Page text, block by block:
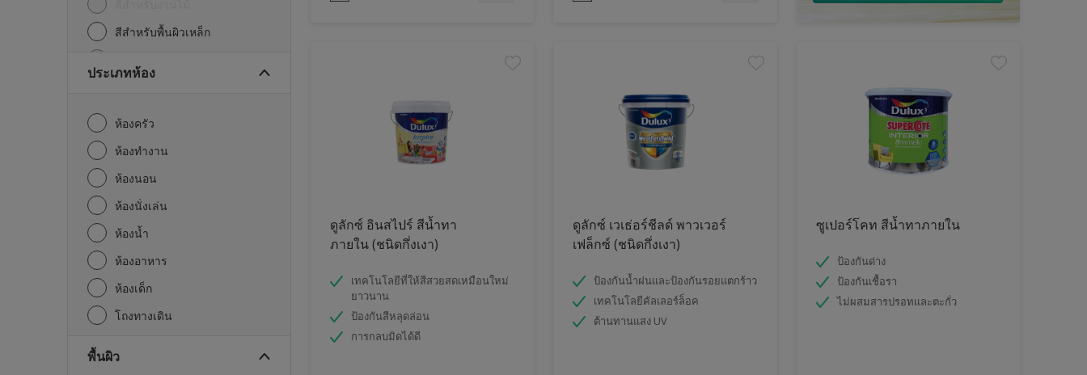
สีสำหรับพื้นผิวเหล็ก
ประเภทห้อง
ห้องครัว
ห้องทำงาน
ห้องนอน
ห้องนั่งเล่น
ห้องน้ำ
ห้องอาหาร
ห้องเด็ก
โถงทางเดิน
พื้นผิว
ดูลักซ์ อินสไปร์ สีน้ำทา
ภายใน (ชนิดกึ่งเงา)
เทคโนโลยีที่ให้สีสวยสดเหมือนใหม่
ยาวนาน
ป้องกันสีหลุดล่อน
การกลบมิดได้ดี
ดูลักซ์ เวเธ่อร์ชีลด์ พาวเวอร์
เฟล็กซ์ (ชนิดกึ่งเงา)
ป้องกันน้ำฝนและป้องกันรอยแตกร้าว
เทคโนโลยีคัลเลอร์ล็อค
ต้านทานแสง UV
ซูเปอร์โคท สีน้ำทาภายใน
ป้องกันด่าง
ป้องกันเชื้อรา
ไม่ผสมสารปรอทและตะกั่ว